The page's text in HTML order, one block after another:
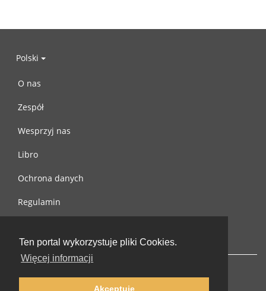
Ten portal wykorzystuje pliki Cookies.
Więcej informacji
Akceptuję
Polski
O nas
Zespół
Wesprzyj nas
Libro
Ochrona danych
Regulamin